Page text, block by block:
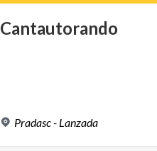
Cantautorando
Pradasc- Lanzada